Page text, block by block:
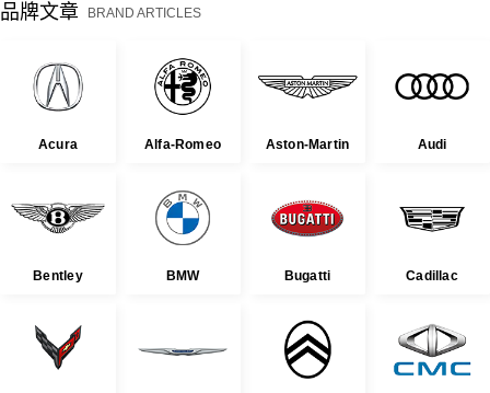
品牌文章 BRAND ARTICLES
Acura Alfa-Romeo Aston-Martin Audi
Bentley BMW Bugatti Cadillac